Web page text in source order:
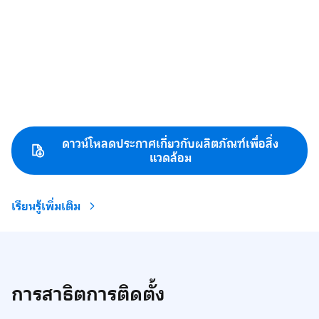
ดาวน์โหลดประกาศเกี่ยวกับผลิตภัณฑ์เพื่อสิ่ง
แวดล้อม
เรียนรู้เพิ่มเติม
การสาธิตการติดตั้ง